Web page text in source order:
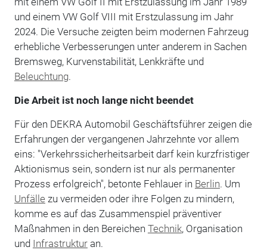
und einem VW Golf VIII mit Erstzulassung im Jahr
2024. Die Versuche zeigten beim modernen Fahrzeug
erhebliche Verbesserungen unter anderem in Sachen
Bremsweg, Kurvenstabilität, Lenkkräfte und
Beleuchtung.
Die Arbeit ist noch lange nicht beendet
Für den DEKRA Automobil Geschäftsführer zeigen die
Erfahrungen der vergangenen Jahrzehnte vor allem
eins: "Verkehrssicherheitsarbeit darf kein kurzfristiger
Aktionismus sein, sondern ist nur als permanenter
Prozess erfolgreich", betonte Fehlauer in Berlin. Um
Unfälle zu vermeiden oder ihre Folgen zu mindern,
komme es auf das Zusammenspiel präventiver
Maßnahmen in den Bereichen Technik, Organisation
und Infrastrukturan.